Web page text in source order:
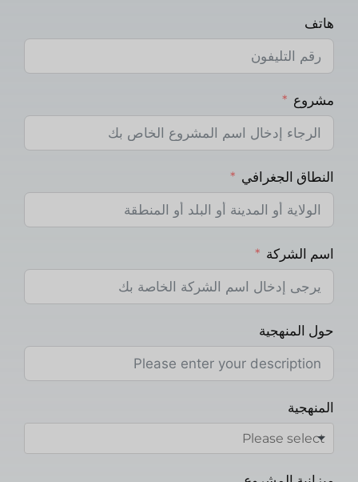
هاتف
مشروع
النطاق الجغرافي
اسم الشركة
حول المنهجية
المنهجية